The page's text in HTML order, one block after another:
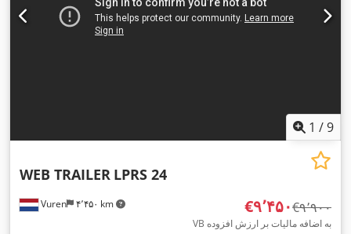
1 /9
Vuren ۴٬۴۵۰ km
WEB TRAILER LPRS 24
‎€۹٬۴۵۰ ‎€۹٬۹۰۰
VB به اضافه مالیات بر ارزش افزوده